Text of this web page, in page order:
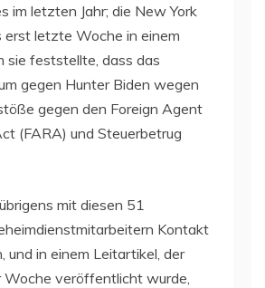
im letzten Jahr; die New York
erst letzte Woche in einem
sie feststellte, dass das
gegen Hunter Biden wegen
gegen den Foreign Agent
(FARA) und Steuerbetrug
mit diesen 51
Kontakt
und in einem Leitartikel, der
Woche veröffentlicht wurde,